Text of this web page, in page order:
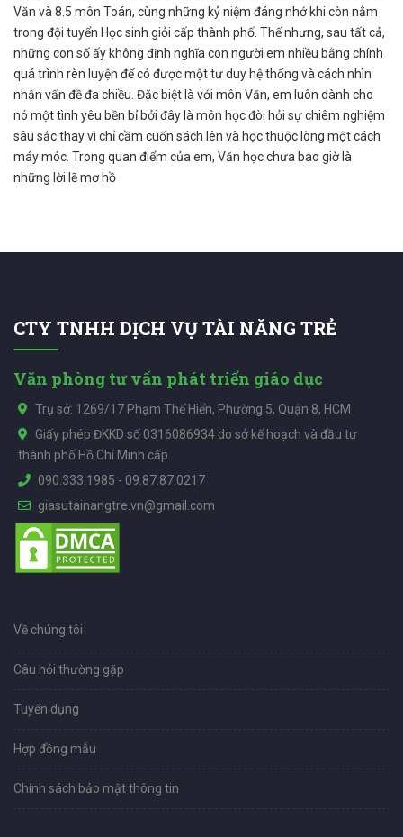
Văn và 8.5 môn Toán, cùng những kỷ niệm đáng nhớ khi còn nằm
trong đội tuyển Học sinh giỏi cấp thành phố. Thế nhưng, sau tất cả,
những con số ấy không định nghĩa con người em nhiều bằng chính
quá trình rèn luyện để có được một tư duy hệ thống và cách nhìn
nhận vấn đề đa chiều. Đặc biệt là với môn Văn, em luôn dành cho
nó một tình yêu bền bỉ bởi đây là môn học đòi hỏi sự chiêm nghiệm
sâu sắc thay vì chỉ cầm cuốn sách lên và học thuộc lòng một cách
máy móc. Trong quan điểm của em, Văn học chưa bao giờ là
những lời lẽ mơ hồ
CTY TNHH DỊCH VỤ TÀI NĂNG TRẺ
Văn phòng tư vấn phát triển giáo dục
Trụ sở: 1269/17 Phạm Thế Hiển, Phường 5, Quận 8, HCM
Giấy phép ĐKKD số 0316086934 do sở kế hoạch và đầu tư
thành phố Hồ Chí Minh cấp
090.333.1985 - 09.87.87.0217
giasutainangtre.vn@gmail.com
Về chúng tôi
Câu hỏi thường gặp
Tuyển dụng
Hợp đồng mẫu
Chính sách bảo mật thông tin